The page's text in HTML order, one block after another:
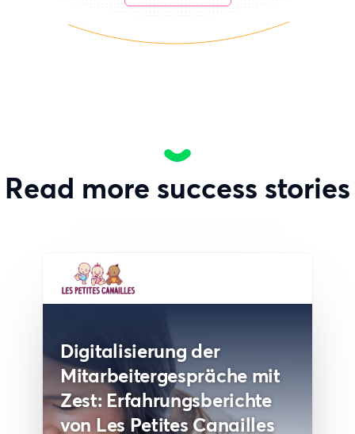
Read more success stories
Digitalisierung der
Mitarbeitergespräche mit
Zest: Erfahrungsberichte
von Les Petites Canailles